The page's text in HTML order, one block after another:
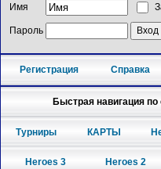
Имя
Пароль
Регистрация Справка
Быстрая навигация
Турниры КАРТЫ
Heroes 3 Heroes 2